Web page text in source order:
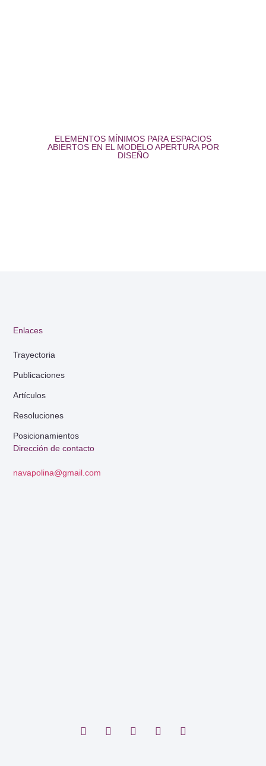
ELEMENTOS MÍNIMOS PARA ESPACIOS
ABIERTOS EN EL MODELO APERTURA POR
DISEÑO
Dirección de contacto
navapolina@gmail.com
Enlaces
Trayectoria
Publicaciones
Artículos
Resoluciones
Posicionamientos